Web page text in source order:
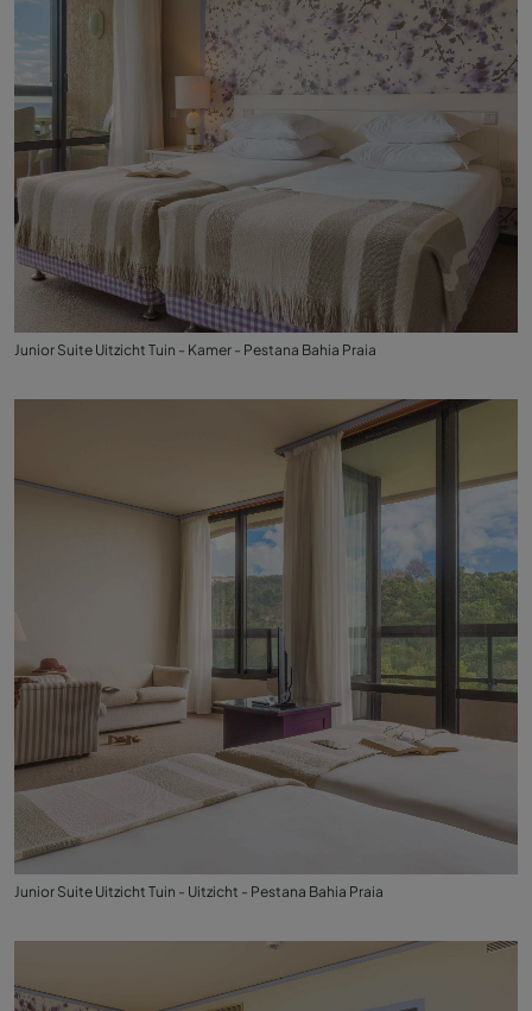
Junior Suite Uitzicht Tuin - Kamer - Pestana Bahia Praia
Junior Suite Uitzicht Tuin - Uitzicht - Pestana Bahia Praia